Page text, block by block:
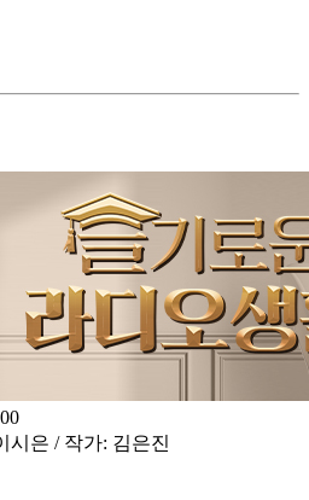
시은 / 작가: 김은진